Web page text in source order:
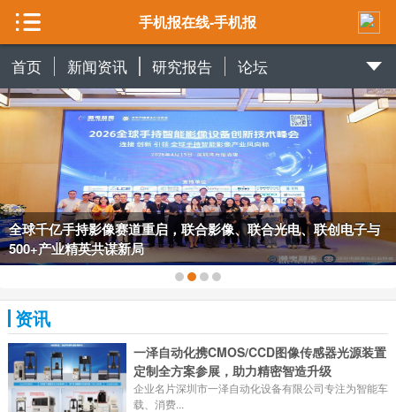
手机报在线-手机报
首页 新闻资讯 研究报告 论坛
全球千亿手持影像赛道重启，联合影像、联合光电、联创电子与
500+产业精英共谋新局
资讯
一泽自动化携CMOS/CCD图像传感器光源装置
定制全方案参展，助力精密智造升级
企业名片深圳市一泽自动化设备有限公司专注为智能车
载、消费...